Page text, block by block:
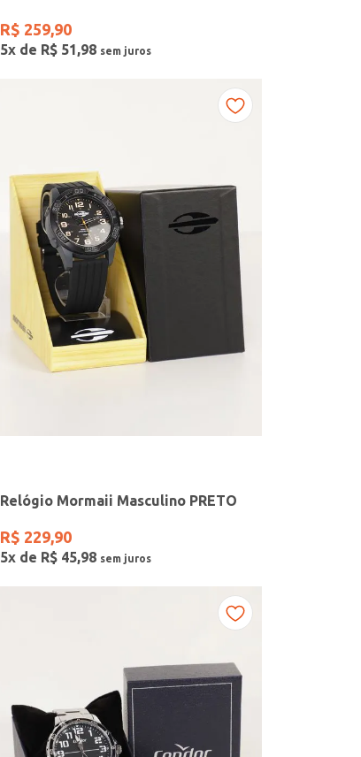
R$ 259,90
5x de R$ 51,98
Relógio Mormaii Masculino PRETO
R$ 229,90
5x de R$ 45,98